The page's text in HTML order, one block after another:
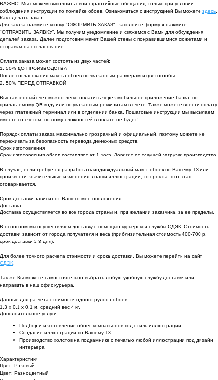
ВАЖНО! Мы сможем выполнить свои гарантийные обещания, только при условии
соблюдения инструкции по поклейке обоев. Ознакомиться с инструкцией Вы можете здесь
Как сделать заказ
Для заказа нажмите кнопку "ОФОРМИТЬ ЗАКАЗ", заполните форму и нажмите
"ОТПРАВИТЬ ЗАЯВКУ". Мы получим уведомление и свяжемся с Вами для обсуждения
деталей заказа. Далее подготовим макет Вашей стены с понравившимися сюжетами и
отправим на согласование.
Оплата заказа может состоять из двух частей:
1. 50% ДО ПРОИЗВОДСТВА
После согласования макета обоев по указанным размерам и цветопробы.
2. 50% ПЕРЕД ОТПРАВКОЙ
Выставленный счет можно легко оплатить через мобильное приложение банка, по
прилагаемому QR-коду или по указанным реквизитам в счете. Также можете внести оплату
через платежный терминал или в отделении банка. Пошаговые инструкции мы высылаем
вместе со счетом, поэтому сложностей в оплате не будет!
Порядок оплаты заказа максимально прозрачный и официальный, поэтому можете не
переживать за безопасность перевода денежных средств.
Срок изготовления
Срок изготовления обоев составляет от 1 часа. Зависит от текущей загрузки производства.
В случае, если требуется разработать индивидуальный макет обоев по Вашему ТЗ или
произвести значительные изменения в наши иллюстрации, то срок на этот этап
оговаривается.
Срок доставки зависит от Вашего местоположения.
Доставка
Доставка осуществляется во все города страны и, при желании заказчика, за ее пределы.
В основном мы осуществляем доставку с помощью курьерской службы СДЭК. Стоимость
доставки зависит от города получателя и веса (приблизительная стоимость 400-700 р,
срок доставки 2-3 дня).
Для более точного расчета стоимости и срока доставки, Вы можете перейти на сайт
СДЭК
Так же Вы можете самостоятельно выбрать любую удобную службу доставки или
направить в наш офис курьера.
Данные для расчета стоимости одного рулона обоев:
1.3 х 0.1 х 0.1 м, средний вес 4 кг.
Дополнительные услуги
Подбор и изготовление обоев-компаньонов под стиль иллюстрации
Создание иллюстрации по Вашему ТЗ
Производство холстов на подрамнике с печатью любой иллюстрации под дизайн
интерьера
Характеристики
Цвет: Розовый
Цвет: Разноцветный